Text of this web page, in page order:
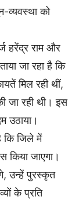
व्यवस्था को
हरेंद्र राम और
जा रहा है कि
मिल रही थीं,
जा रही थी। इस
उठाया।
कि जिले में
किया जाएगा।
उन्हें पुरस्कृत
के प्रति